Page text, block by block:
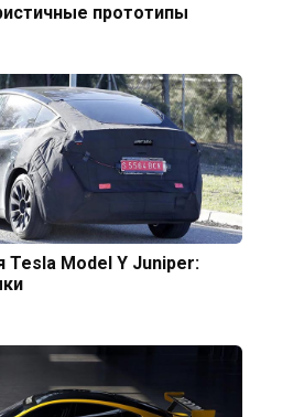
прототипы
Tesla Model Y Juniper: